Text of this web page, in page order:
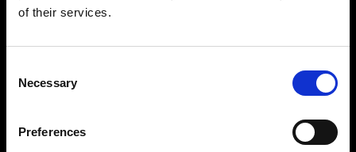
of their services.
Selection
Necessary
Preferences
Trova il tuo negozio Ripani
Rispondiamo a tutte le tue